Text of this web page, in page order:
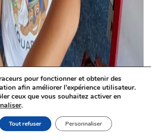
pour fonctionner et obtenir des
afin améliorer l'expérience utilisateur.
ceux que vous souhaitez activer en
.
Tout refuser Personnaliser